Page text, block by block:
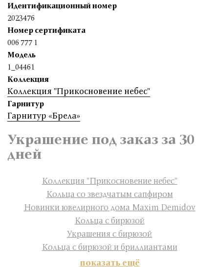
Идентификационный номер
2023476
Номер сертификата
006 777 1
Модель
1_04461
Коллекция
Коллекция "Прикосновение небес"
Гарнитур
Гарнитур «Брела»
Украшение под заказ за 30
дней
Коллекция "Прикосновение небес"
Кольца со звездчатым сапфиром
Новинки ювелирного дома Maxim Demidov
Кольца с бирюзой
Украшения с бирюзой
Кольца с бирюзой и бриллиантами
показать ещё